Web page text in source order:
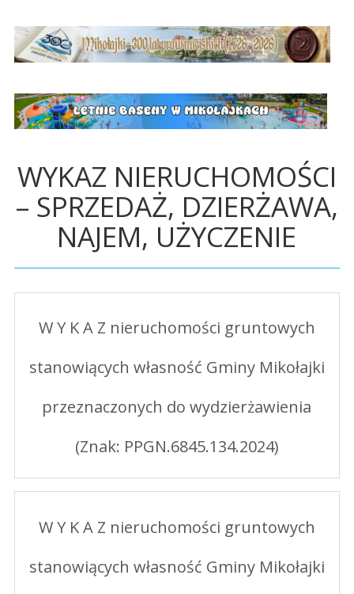
WYKAZ NIERUCHOMOŚCI
– SPRZEDAŻ, DZIERŻAWA,
NAJEM, UŻYCZENIE
W Y K A Z nieruchomości gruntowych
stanowiących własność Gminy Mikołajki
przeznaczonych do wydzierżawienia
(Znak: PPGN.6845.134.2024)
W Y K A Z nieruchomości gruntowych
stanowiących własność Gminy Mikołajki